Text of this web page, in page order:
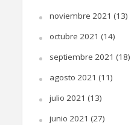
noviembre 2021 (13)
octubre 2021 (14)
septiembre 2021 (18)
agosto 2021 (11)
julio 2021 (13)
junio 2021 (27)